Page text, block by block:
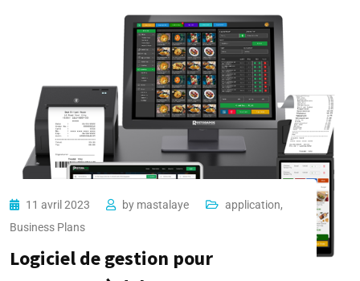
11 avril 2023 by mastalaye application,
Business Plans
Logiciel de gestion pour